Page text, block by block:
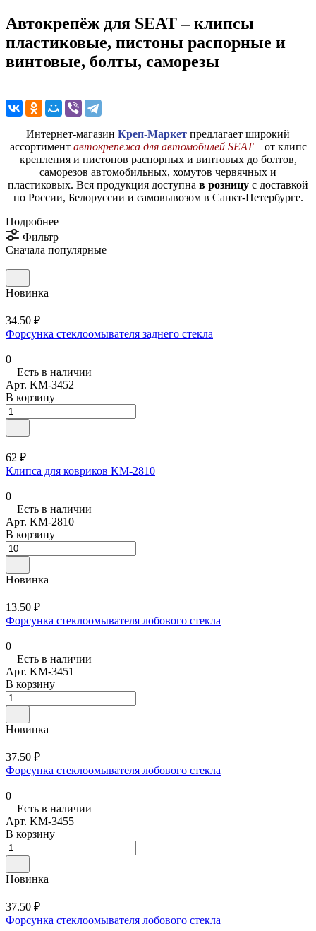
Автокрепёж для SEAT – клипсы
пластиковые, пистоны распорные и
винтовые, болты, саморезы
Интернет-магазин Креп-Маркет предлагает широкий
ассортимент автокрепежа для автомобилей SEAT– от клипс
крепления и пистонов распорных и винтовых до болтов,
саморезов автомобильных, хомутов червячных и
пластиковых. Вся продукция доступна в розницу с доставкой
по России, Белоруссии и самовывозом в Санкт-Петербурге.
Подробнее
Фильтр
Сначала популярные
Новинка
34.50 ₽
Форсунка стеклоомывателя заднего стекла
0
Есть в наличии
Арт. KM-3452
В корзину
62 ₽
Клипса для ковриков KM-2810
0
Есть в наличии
Арт. KM-2810
В корзину
Новинка
13.50 ₽
Форсунка стеклоомывателя лобового стекла
0
Есть в наличии
Арт. KM-3451
В корзину
Новинка
37.50 ₽
Форсунка стеклоомывателя лобового стекла
0
Есть в наличии
Арт. KM-3455
В корзину
Новинка
37.50 ₽
Форсунка стеклоомывателя лобового стекла